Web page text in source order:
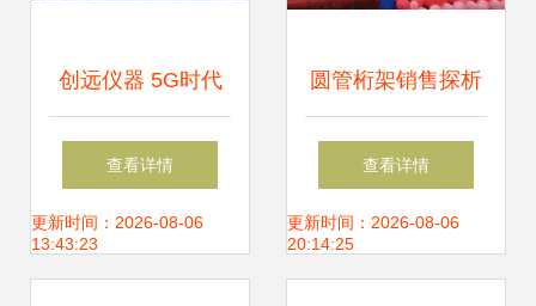
创远仪器 5G时代
迎风而上，竞逐全
球无线通信测试大
查看详情
更新时间：2026-08-06
13:43:23
圆管桁架销售探析
以新余盛宇舞台桁
架厂为例
查看详情
更新时间：2026-08-06
20:14:25